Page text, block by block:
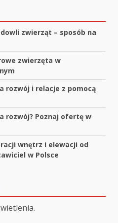
zwierząt – sposób na
zwierzęta w
rozwój i relacje z pomocą
rozwój? Poznaj ofertę w
wnętrz i elewacji od
w Polsce